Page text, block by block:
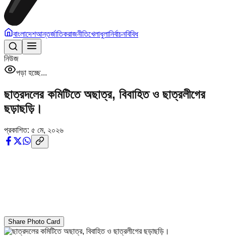
বাংলাদেশআন্তর্জাতিকরাজনীতিখেলাধুলানির্বাচনবিবিধ
নিউজ
পড়া হচ্ছে...
ছাত্রদলের কমিটিতে অছাত্র, বিবাহিত ও ছাত্রলীগের
ছড়াছড়ি।
প্রকাশিত: ৫ মে, ২০২৬
Share Photo Card